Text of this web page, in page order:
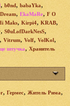
, b0nd, babaYka,
Dream, EkaMaRe, F O
Maks, Kirpi4, KRAB,
, S0uLofDarkNesS,
, Vitrum, Volf, VolKol,
штучка, Хранитель
, Гермес, Житель Рима,